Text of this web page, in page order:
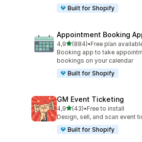
Built for Shopify
Appointment Booking
4,95 yıldız üzerinden
(884)
toplam 884 değerlendirme
•Free plan
Booking app to take
bookings on your calendar
Built for Shopify
GM Event Ticketing
4,95 yıldız üzerinden
(43)
toplam 43 değerlendirme
•Free to install
Design, sell, and scan event
Built for Shopify